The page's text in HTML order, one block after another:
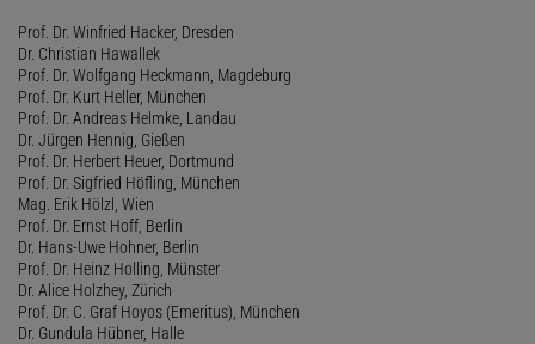
Prof. Dr. Winfried Hacker, Dresden
Dr. Christian Hawallek
Prof. Dr. Wolfgang Heckmann, Magdeburg
Prof. Dr. Kurt Heller, München
Prof. Dr. Andreas Helmke, Landau
Dr. Jürgen Hennig, Gießen
Prof. Dr. Herbert Heuer, Dortmund
Prof. Dr. Sigfried Höfling, München
Mag. Erik Hölzl, Wien
Prof. Dr. Ernst Hoff, Berlin
Dr. Hans-Uwe Hohner, Berlin
Prof. Dr. Heinz Holling, Münster
Dr. Alice Holzhey, Zürich
Prof. Dr. C. Graf Hoyos (Emeritus), München
Dr. Gundula Hübner, Halle